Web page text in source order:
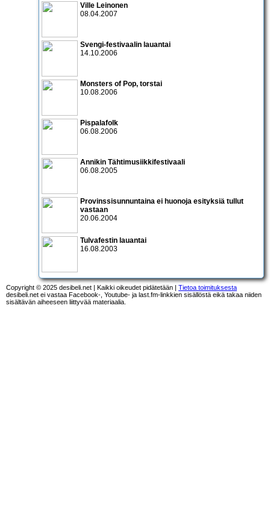
Ville Leinonen
08.04.2007
Svengi-festivaalin lauantai
14.10.2006
Monsters of Pop, torstai
10.08.2006
Pispalafolk
06.08.2006
Annikin Tähtimusiikkifestivaali
06.08.2005
Provinssisunnuntaina ei huonoja esityksiä tullut
vastaan
20.06.2004
Tulvafestin lauantai
16.08.2003
Copyright © 2025 desibeli.net | Kaikki oikeudet pidätetään | Tietoa toimituksesta
desibeli.net ei vastaa Facebook-, Youtube- ja last.fm-linkkien sisällöstä eikä takaa niiden
sisältävän aiheeseen liittyvää materiaalia.